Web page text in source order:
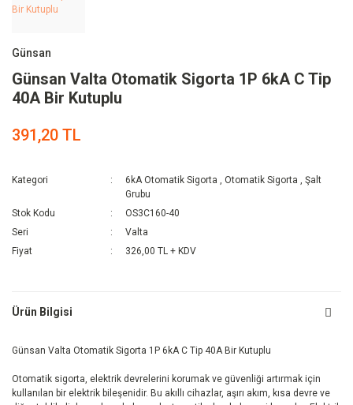
Günsan
Günsan Valta Otomatik Sigorta 1P 6kA C Tip
40A Bir Kutuplu
391,20 TL
Kategori 6kA Otomatik Sigorta ,Otomatik Sigorta ,Şalt
Grubu
Stok Kodu
OS3C160-40
Seri
Valta
Fiyat
326,00 TL + KDV
Ürün Bilgisi
Günsan Valta Otomatik Sigorta 1P 6kA C Tip 40A Bir Kutuplu
Otomatik sigorta, elektrik devrelerini korumak ve güvenliği artırmak için
kullanılan bir elektrik bileşenidir. Bu akıllı cihazlar, aşırı akım, kısa devre ve